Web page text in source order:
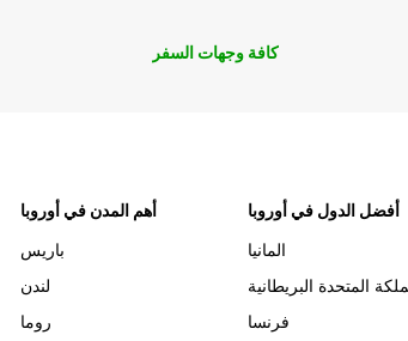
كافة وجهات السفر
أهم المدن في أوروبا
باريس
لندن
روما
أفضل الدول في أوروبا
المانيا
المتحدة البريطانية
فرنسا